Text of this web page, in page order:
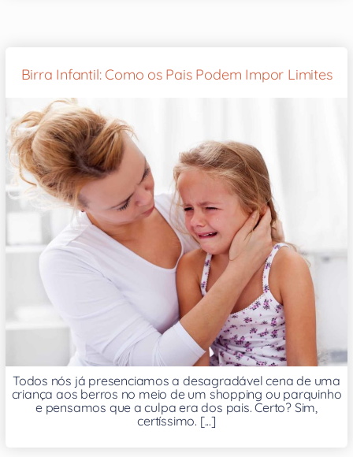
Birra Infantil: Como os Pais Podem Impor Limites
Todos nós já presenciamos a desagradável cena de uma
criança aos berros no meio de um shopping ou parquinho
e pensamos que a culpa era dos pais. Certo? Sim,
certíssimo. [...]